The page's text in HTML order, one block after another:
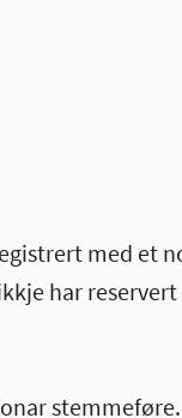
med et
har
stemmeføre.